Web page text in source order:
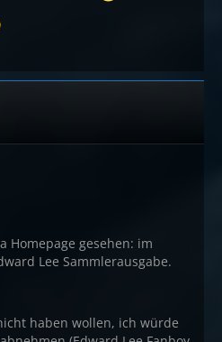
Homepage gesehen: im
Lee Sammlerausgabe.
haben wollen, ich würde